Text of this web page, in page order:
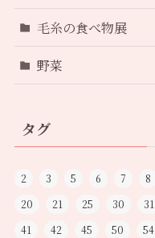
毛糸の食べ物展
野菜
タグ
2 3 5 6 7 8
20
21 25 30 31
41
42 45 50 54